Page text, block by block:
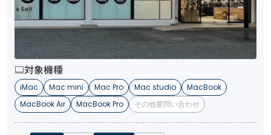
対象機種
iMac Mac mini Mac Pro Mac studio
MacBook
MacBook Air
MacBook Pro その他要問い合わせ